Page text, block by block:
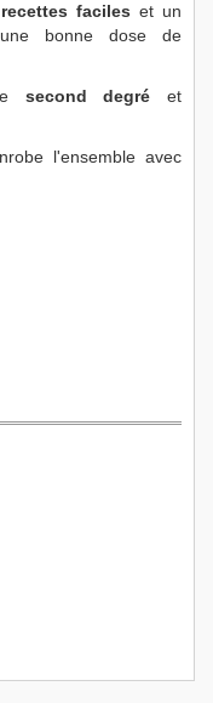
recettes faciles et un
bonne dose de
second degré et
l'ensemble avec